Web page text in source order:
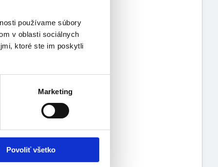
používame súbory
v oblasti sociálnych
ktoré ste im poskytli
Marketing
Povoliť všetko